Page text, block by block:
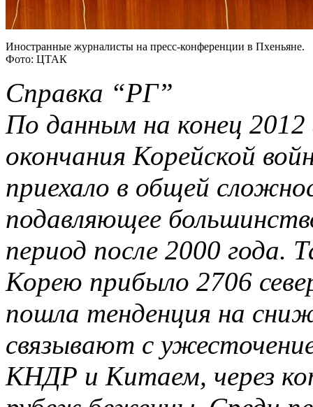
Иностранные журналисты на пресс-конференции в Пхеньяне.
Фото: ЦТАК
Справка “РГ”
По данным на конец 2012
окончания Корейской
приехало в общей
подавляющее
период после 2000 года.
Корею прибыло 2706
пошла тенденция на
связывают с
КНДР и Китаем, через